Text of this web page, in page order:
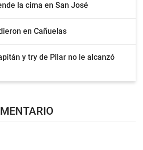
la cima en San José
en Cañuelas
y try de Pilar no le alcanzó